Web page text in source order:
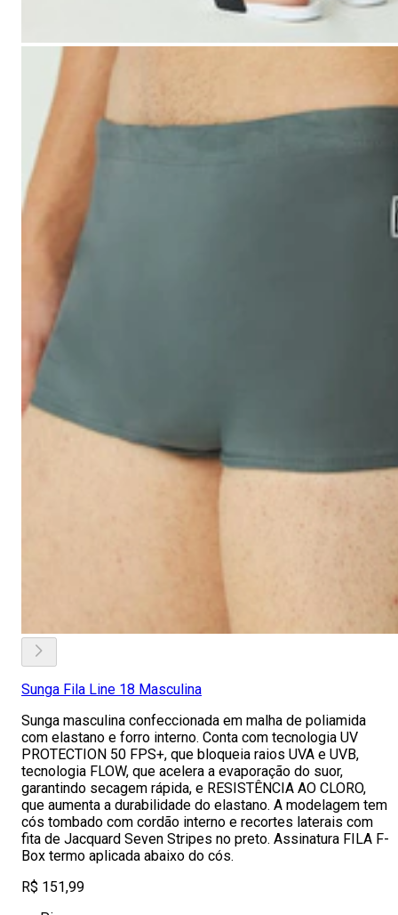
Sunga Fila Line 18 Masculina
Sunga masculina confeccionada em malha de poliamida
com elastano e forro interno. Conta com tecnologia UV
PROTECTION 50 FPS+, que bloqueia raios UVA e UVB,
tecnologia FLOW, que acelera a evaporação do suor,
garantindo secagem rápida, e RESISTÊNCIA AO CLORO,
que aumenta a durabilidade do elastano. A modelagem tem
cós tombado com cordão interno e recortes laterais com
fita de Jacquard Seven Stripes no preto. Assinatura FILA F-
Box termo aplicada abaixo do cós.
R$ 151,99